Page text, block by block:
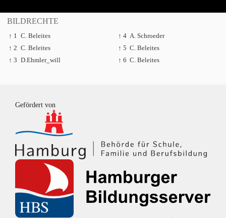
BILDRECHTE
↑ 1
C. Beleites
↑ 2 C. Beleites
↑ 3 D.Ehmler_will
↑ 4 A. Schroeder
↑ 5 C. Beleites
↑ 6 C. Beleites
Gefördert von